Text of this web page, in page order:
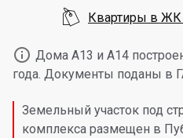
 Дома А13 и А14
года. Документы поданы в
Земельный участок под
комплекса размещен в
 Квартиры в ЖК